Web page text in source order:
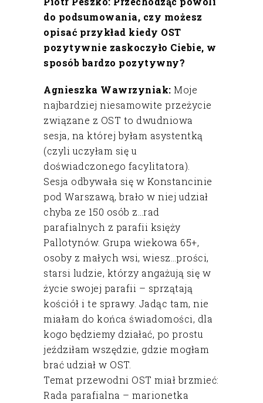
do podsumowania, czy możesz
opisać przykład kiedy OST
pozytywnie zaskoczyło Ciebie, w
sposób bardzo pozytywny?
Agnieszka Wawrzyniak: Moje
najbardziej niesamowite przeżycie
związane z OST to dwudniowa
sesja, na której byłam asystentką
(czyli uczyłam się u
doświadczonego facylitatora).
Sesja odbywała się w Konstancinie
pod Warszawą, brało w niej udział
chyba ze 150 osób z…rad
parafialnych z parafii księży
Pallotynów. Grupa wiekowa 65+,
osoby z małych wsi, wiesz…prości,
starsi ludzie, którzy angażują się w
życie swojej parafii – sprzątają
kościół i te sprawy. Jadąc tam, nie
miałam do końca świadomości, dla
kogo będziemy działać, po prostu
jeździłam wszędzie, gdzie mogłam
brać udział w OST.
Temat przewodni OST miał brzmieć:
Rada parafialna – marionetka